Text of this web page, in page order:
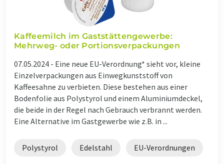
Kaffeemilch im Gaststättengewerbe:
Mehrweg- oder Portionsverpackungen
07.05.2024 - Eine neue EU-Verordnung* sieht vor, kleine
Einzelverpackungen aus Einwegkunststoff von
Kaffeesahne zu verbieten. Diese bestehen aus einer
Bodenfolie aus Polystyrol und einem Aluminiumdeckel,
die beide in der Regel nach Gebrauch verbrannt werden.
Eine Alternative im Gastgewerbe wie z.B. in ...
Polystyrol Edelstahl EU-Verordnungen